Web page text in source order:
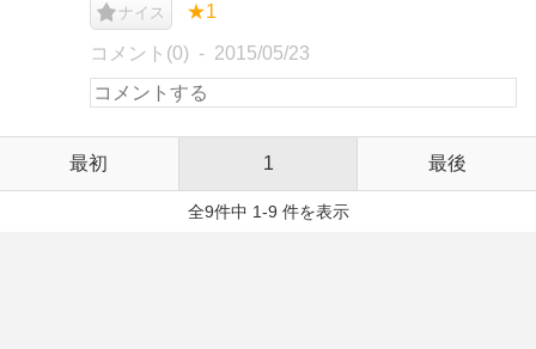
ナイス ★1
コメント(0) 2015/05/23
最初 1 最後
全9件中 1-9 件を表示